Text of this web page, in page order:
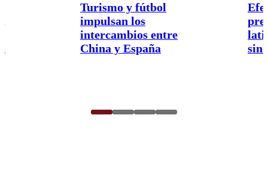
Turismo y fútbol
impulsan los
intercambios entre
China y España